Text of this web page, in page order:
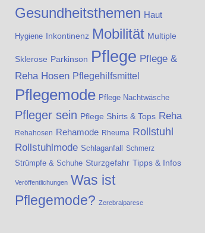
Gesundheitsthemen Haut
Hygiene Inkontinenz Mobilität Multiple
Sklerose Parkinson Pflege Pflege &
Reha Hosen Pflegehilfsmittel
Pflegemode Pflege Nachtwäsche
Pfleger sein Pflege Shirts & Tops Reha
Rehahosen Rehamode Rheuma Rollstuhl
Rollstuhlmode Schlaganfall Schmerz
Strümpfe & Schuhe Sturzgefahr Tipps & Infos
Veröffentlichungen Was ist
Pflegemode? Zerebralparese